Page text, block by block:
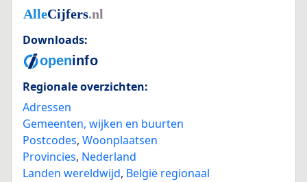
Downloads:
Regionale overzichten:
Adressen
Gemeenten, wijken en buurten
Postcodes, Woonplaatsen
Provincies, Nederland
Landen wereldwijd, België regionaal